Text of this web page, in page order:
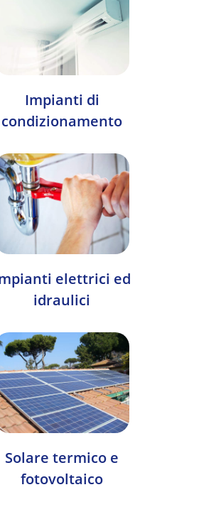
Impianti di
condizionamento
elettrici ed
idraulici
Solare termico e
fotovoltaico